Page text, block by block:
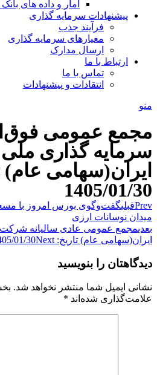
آمار و داده های
پیشنهادات سرمایه گذاری
فرآیند جذب
معیارهای سرمایه گذاری
ارسال مدارک
ارتباط با ما
تماس با ما
انتقادات و پیشنهادات
منو
مجمع عمومی
سرمایه گذاری ملی
ایران(سهامی عام)
1405/01/30
Prevقبلیگفت‌وگوی بورس امروز با
میدان نوسانات ارزی
بعدیمجمع عمومی عادی سالیانه
ایران(سهامی عام) تاریخ: 1405/01/30 Next
دیدگاهتان را بنویسید
نشانی ایمیل شما منتشر نخواهد شد.
علامت‌گذاری شده‌اند *